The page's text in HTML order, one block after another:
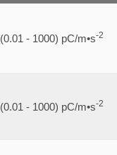
(0.01 - 1000) pC/m•s-2
(0.01 - 1000) pC/m•s-2